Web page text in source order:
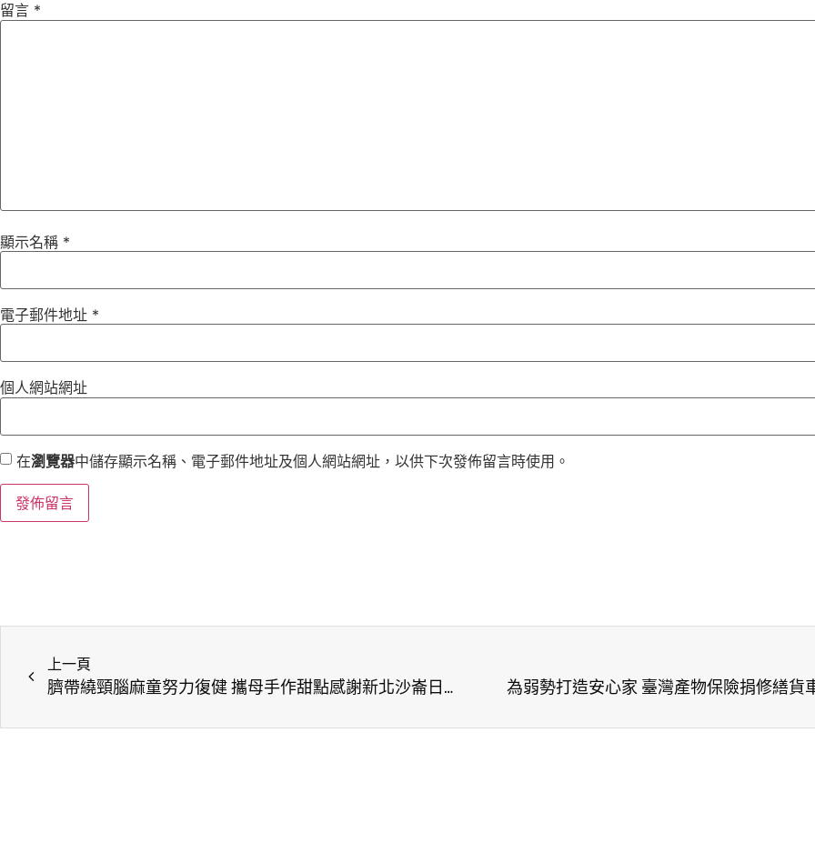
留言 *
顯示名稱 *
電子郵件地址 *
個人網站網址
在瀏覽器中儲存顯示名稱、電子郵件地址及個人網站網址，以供下次發佈留言時使用。
上一頁
臍帶繞頸腦麻童努力復健 攜母手作甜點感謝新北沙崙日照 為弱勢打造安心家 臺灣產物保險捐修繕貨